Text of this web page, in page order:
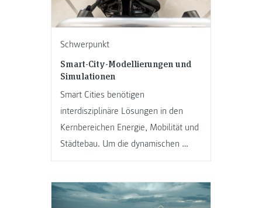
Schwerpunkt
Smart-City-Modellierungen und
Simulationen
Smart Cities benötigen
interdisziplinäre Lösungen in den
Kernbereichen Energie, Mobilität und
Städtebau. Um die dynamischen …